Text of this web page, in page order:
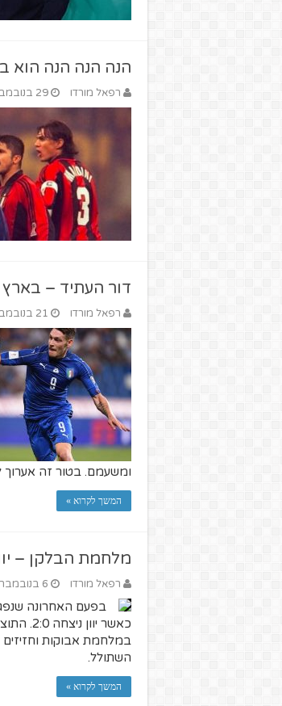
הנה הנה הנה הוא
רפאל מורדו 29 בנובמבר 2017
דור העתיד –
רפאל מורדו 21 בנובמבר 2017
ומשעמם. בטור זה אערוך
המשך לקרוא »
מלחמת הבלקן –
רפאל מורדו 6 בנובמבר 2017
כאשר
במלחמת אבוקות
השתולל.
המשך לקרוא »